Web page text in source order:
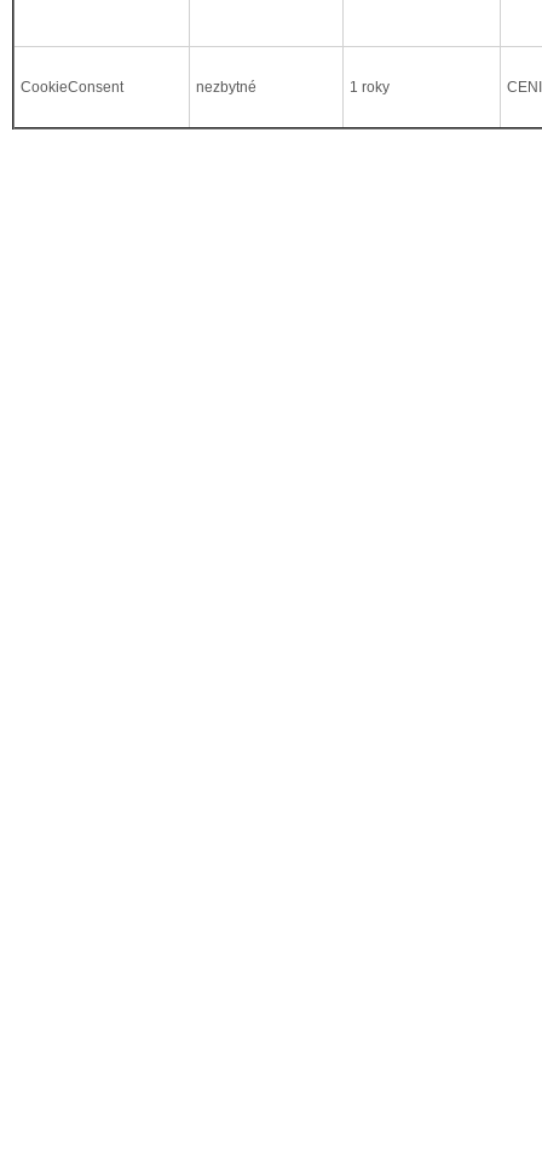
CookieConsent nezbytné 1 roky